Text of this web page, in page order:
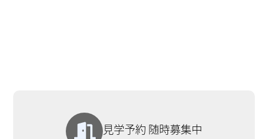
見学予約 随時募集中